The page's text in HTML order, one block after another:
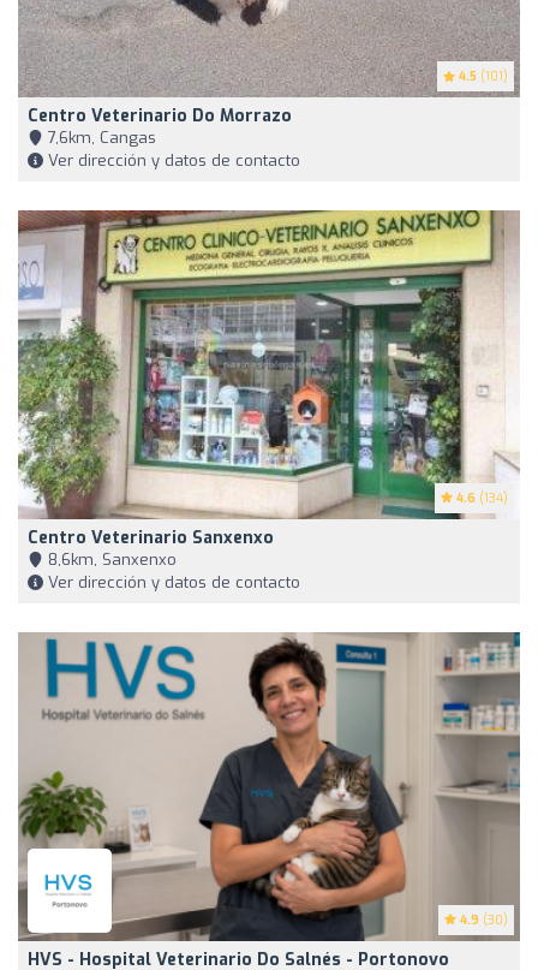
4.5 (101)
Centro Veterinario Do Morrazo
7,6km, Cangas
Ver dirección y datos de contacto
4.6 (134)
Centro Veterinario Sanxenxo
8,6km, Sanxenxo
Ver dirección y datos de contacto
4.9 (30)
HVS - Hospital Veterinario Do Salnés - Portonovo